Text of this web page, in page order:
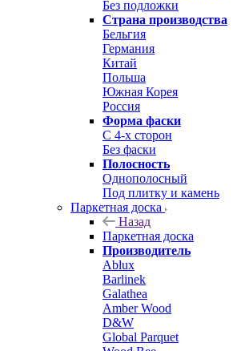
Без подложки
Страна производства
Бельгия
Германия
Китай
Польша
Южная Корея
Россия
Форма фаски
С 4-х сторон
Без фаски
Полосность
Однополосный
Под плитку и камень
Паркетная доска
Назад
Паркетная доска
Производитель
Ablux
Barlinek
Galathea
Amber Wood
D&W
Global Parquet